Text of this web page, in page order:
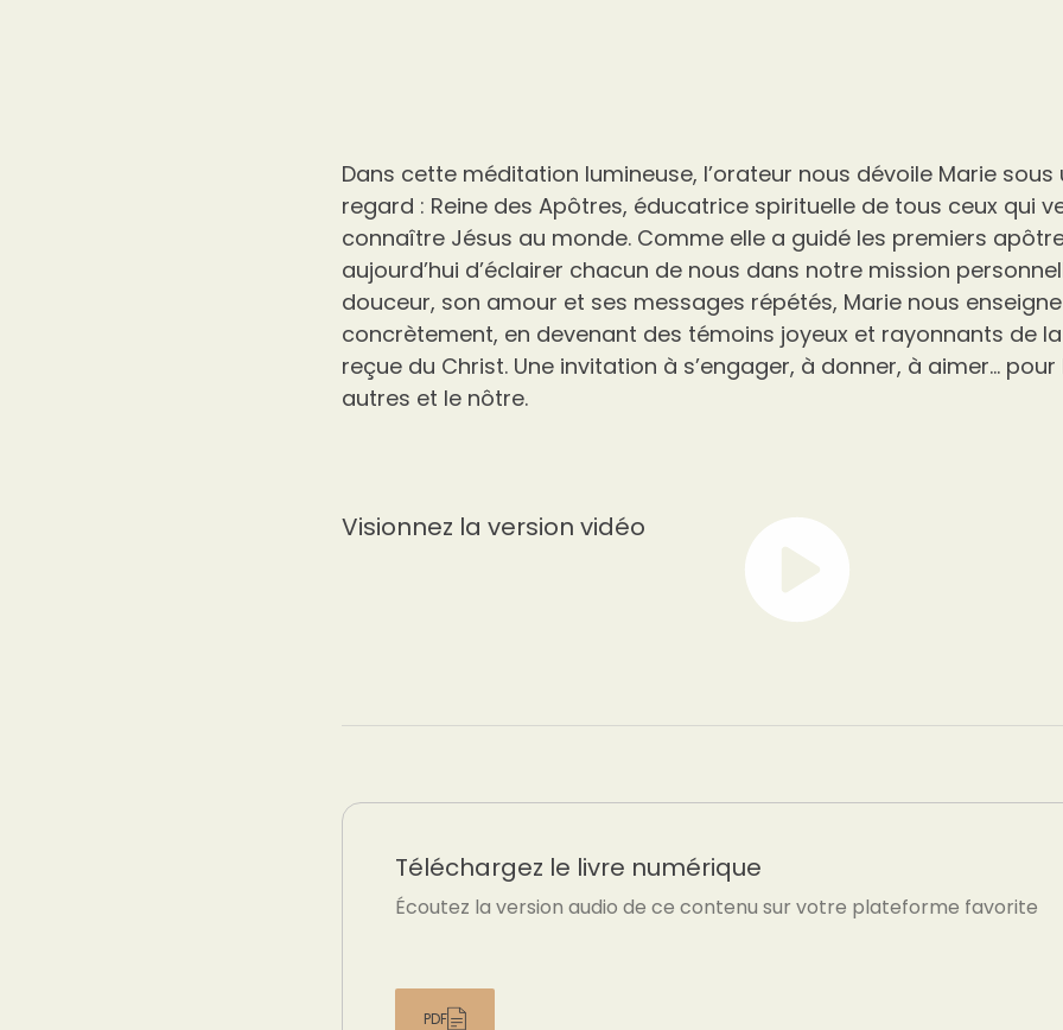
Dans cette méditation lumineuse, l’orateur nous dévoile Marie sous
regard : Reine des Apôtres, éducatrice spirituelle de tous ceux qui
connaître Jésus au monde. Comme elle a guidé les premiers
aujourd’hui d’éclairer chacun de nous dans notre mission
douceur, son amour et ses messages répétés, Marie nous enseigne
concrètement, en devenant des témoins joyeux et rayonnants de
reçue du Christ. Une invitation à s’engager, à donner, à aimer…
autres et le nôtre.
Visionnez la version vidéo
Téléchargez le livre numérique
Écoutez la version audio de ce contenu sur votre plateforme favorite
PDF